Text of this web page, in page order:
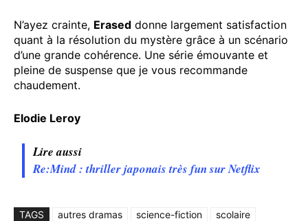
N’ayez crainte, Erased donne largement satisfaction
quant à la résolution du mystère grâce à un scénario
d’une grande cohérence. Une série émouvante et
pleine de suspense que je vous recommande
chaudement.
Elodie Leroy
Lire aussi
Re:Mind : thriller japonais très fun sur Netflix
TAGS autres dramas science-fiction scolaire